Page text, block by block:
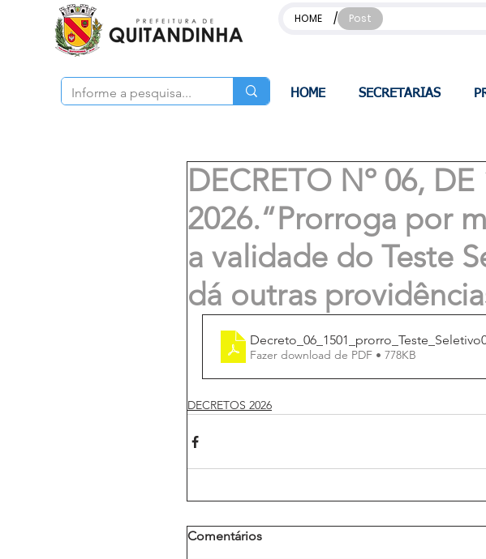
HOME / Post
HOME SECRETARIAS
DECRETO Nº 06,
2026.“Prorroga por
a validade do Teste
dá outras
Fazer download de PDF • 778KB
DECRETOS 2026
Comentários